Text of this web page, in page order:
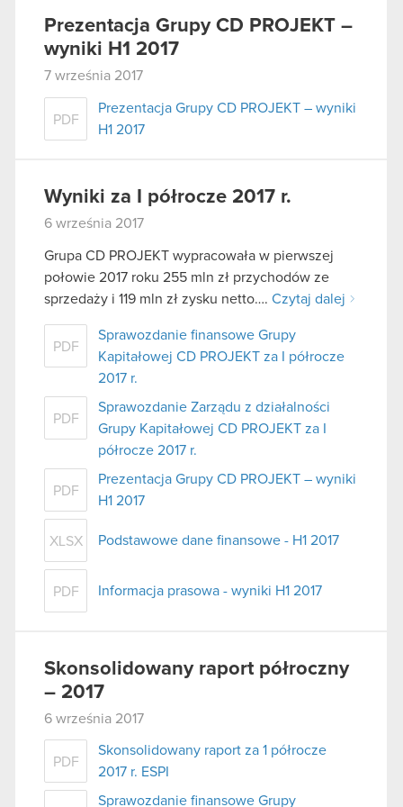
Prezentacja Grupy CD PROJEKT –
wyniki H1 2017
7 września 2017
PDF
Prezentacja Grupy CD PROJEKT – wyniki
H1 2017
Wyniki za I półrocze 2017 r.
6 września 2017
Grupa CD PROJEKT wypracowała w pierwszej
połowie 2017 roku 255 mln zł przychodów ze
sprzedaży i 119 mln zł zysku netto…. Czytaj dalej
PDF
Sprawozdanie finansowe Grupy
Kapitałowej CD PROJEKT za I półrocze
2017 r.
PDF
Sprawozdanie Zarządu z działalności
Grupy Kapitałowej CD PROJEKT za I
półrocze 2017 r.
PDF
Prezentacja Grupy CD PROJEKT – wyniki
H1 2017
XLSX Podstawowe dane finansowe - H1 2017
PDF Informacja prasowa - wyniki H1 2017
Skonsolidowany raport półroczny
– 2017
6 września 2017
PDF
Skonsolidowany raport za 1 półrocze
2017 r. ESPI
Sprawozdanie finansowe Grupy